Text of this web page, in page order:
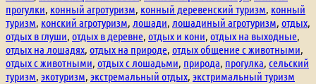
прогулки, конный агротуризм, конный деревенский туризм, конный
туризм, конский агротуризм, лошади, лошадиный агротуризм, отдых,
отдых в глуши, отдых в деревне, отдых и кони, отдых на выходные,
отдых на лошадях, отдых на природе, отдых общение с животными,
отдых с животными, отдых с лошадьми, природа, прогулка, сельский
туризм, экотуризм, экстремальный отдых, экстримальный туризм